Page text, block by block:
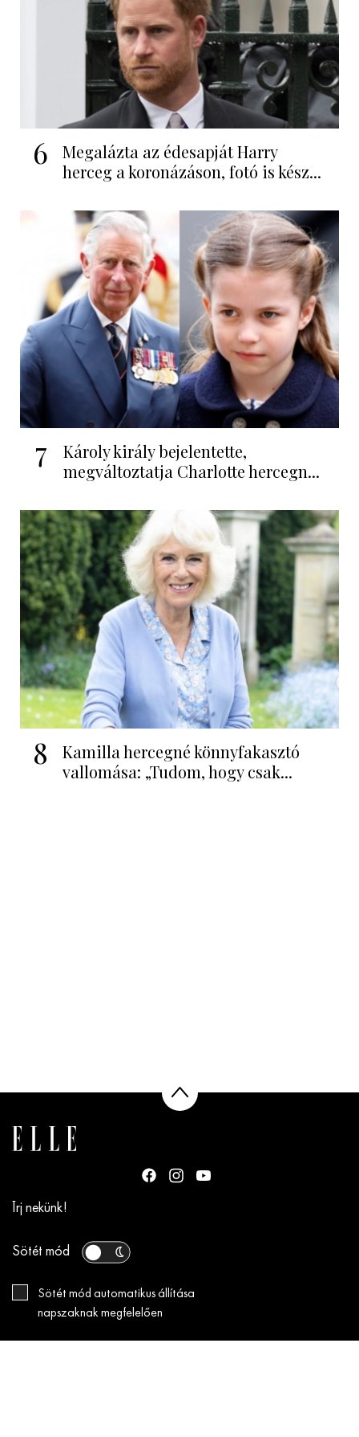
6
Megalázta az édesapját Harry
herceg a koronázáson, fotó is kész...
7
Károly király bejelentette,
megváltoztatja Charlotte hercegn...
8
Kamilla hercegné könnyfakasztó
vallomása: „Tudom, hogy csak...
Írj nekünk!
Sötét mód
Sötét mód automatikus állítása
napszaknak megfelelően